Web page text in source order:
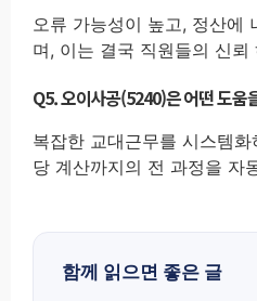
오류 가능성이 높고, 정산에
며, 이는 결국 직원들의 신뢰
Q5. 오이사공(5240)은 어떤 도움
복잡한 교대근무를 시스템
당 계산까지의 전 과정을 자
함께 읽으면 좋은 글